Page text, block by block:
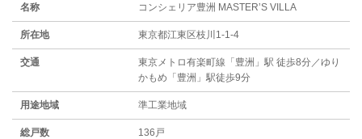
名称 コンシェリア豊洲 MASTER’S VILLA
所在地 東京都江東区枝川1-1-4
交通
東京メトロ有楽町線「豊洲」駅 徒歩8分／ゆり
かもめ「豊洲」駅徒歩9分
用途地域 準工業地域
総戸数 136戸